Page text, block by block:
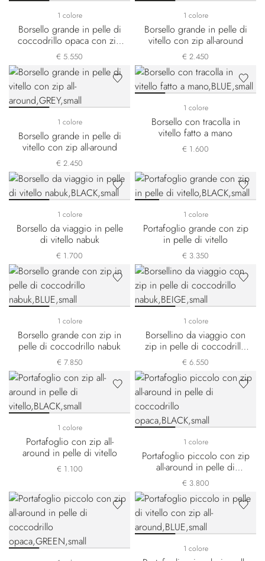
1 colore
Borsello grande in pelle di
coccodrillo opaca con zip
all-around
€ 5.550
1 colore
Borsello grande in pelle di
vitello con zip all-around
€ 2.450
1 colore
Borsello grande in pelle di
vitello con zip all-around
€ 2.450
1 colore
Borsello con tracolla in
vitello fatto a mano
€ 1.600
1 colore
Borsello da viaggio in pelle
di vitello nabuk
€ 1.700
1 colore
Portafoglio grande con zip
in pelle di vitello
€ 3.350
1 colore
Borsello grande con zip in
pelle di coccodrillo nabuk
€ 7.850
1 colore
Borsellino da viaggio con
zip in pelle di coccodrillo
nabuk
€ 6.550
1 colore
Portafoglio con zip all-
around in pelle di vitello
€ 1.100
1 colore
Portafoglio piccolo con zip
all-around in pelle di
coccodrillo opaca
€ 3.800
1 colore